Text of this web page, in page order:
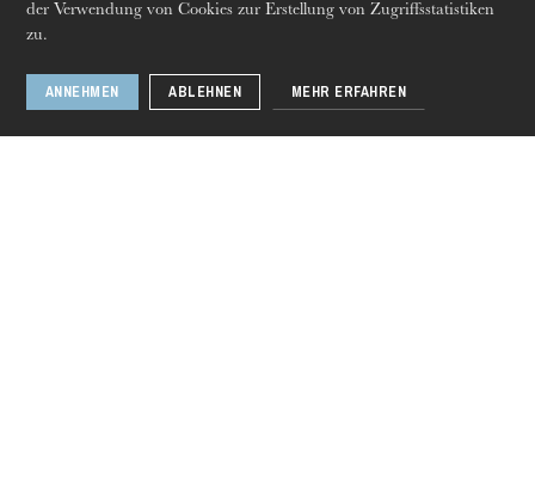
der Verwendung von Cookies zur Erstellung von Zugriffsstatistiken
zu.
ANNEHMEN ABLEHNEN MEHR ERFAHREN
Donnerstag 20 Aug. 2026
La divisione del
mondo